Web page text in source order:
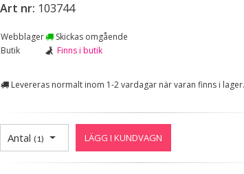
Art nr: 103744
Webblager
Skickas omgående
Butik
Finns i butik
Levereras normalt inom 1-2 vardagar när varan finns i lager.
Antal (1) LÄGG I KUNDVAGN